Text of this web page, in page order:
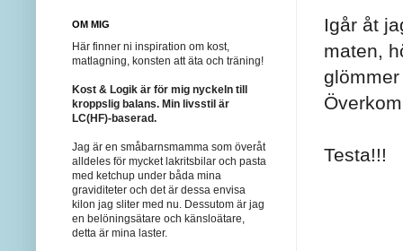
Igår åt
maten,
Testa!!!
OM MIG
Här finner ni inspiration om kost,
matlagning, konsten att äta och träning!
Kost & Logik är för mig nyckeln till
kroppslig balans. Min livsstil är
LC(HF)-baserad.
Jag är en småbarnsmamma som överåt
alldeles för mycket lakritsbilar och pasta
med ketchup under båda mina
graviditeter och det är dessa envisa
kilon jag sliter med nu. Dessutom är jag
en belöningsätare och känsloätare,
detta är mina laster.